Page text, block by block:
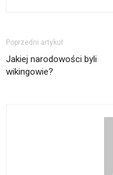
Poprzedni artykuł
Jakiej narodowości byli
wikingowie?